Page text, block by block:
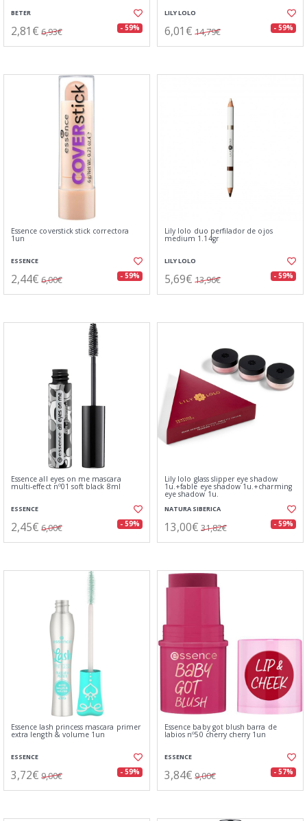
BETER
2,81€ 6,93€ - 59%
LILY LOLO
6,01€ 14,79€ - 59%
Essence coverstick stick correctora
1un
ESSENCE
2,44€ 6,00€ - 59%
Lily lolo duo perfilador de ojos
medium 1.14gr
LILY LOLO
5,69€ 13,96€ - 59%
Essence all eyes on me mascara
multi-effect nº01 soft black 8ml
ESSENCE
2,45€ 6,00€ - 59%
Lily lolo glass slipper eye shadow
1u.+fable eye shadow 1u.+charming
eye shadow 1u.
NATURA SIBERICA
13,00€ 31,82€ - 59%
Essence lash princess mascara primer
extra length & volume 1un
ESSENCE
3,72€ 9,00€ - 59%
Essence baby got blush barra de
labios nº50 cherry cherry 1un
ESSENCE
3,84€ 9,00€ - 57%